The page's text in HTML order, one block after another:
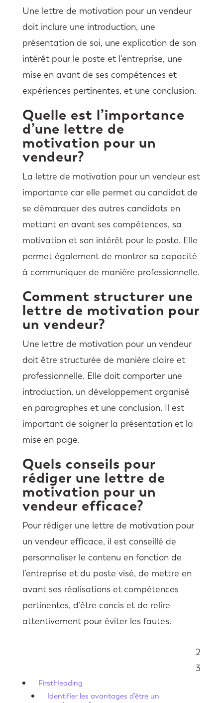
Une lettre de motivation pour un vendeur
doit inclure une introduction, une
présentation de soi, une explication de son
intérêt pour le poste et l’entreprise, une
mise en avant de ses compétences et
expériences pertinentes, et une conclusion.
Quelle est l’importance
d’une lettre de
motivation pour un
vendeur?
La lettre de motivation pour un vendeur est
importante car elle permet au candidat de
se démarquer des autres candidats en
mettant en avant ses compétences, sa
motivation et son intérêt pour le poste. Elle
permet également de montrer sa capacité
à communiquer de manière professionnelle.
Comment structurer une
lettre de motivation pour
un vendeur?
Une lettre de motivation pour un vendeur
doit être structurée de manière claire et
professionnelle. Elle doit comporter une
introduction, un développement organisé
en paragraphes et une conclusion. Il est
important de soigner la présentation et la
mise en page.
Quels conseils pour
rédiger une lettre de
motivation pour un
vendeur efficace?
Pour rédiger une lettre de motivation pour
un vendeur efficace, il est conseillé de
personnaliser le contenu en fonction de
l’entreprise et du poste visé, de mettre en
avant ses réalisations et compétences
pertinentes, d’être concis et de relire
attentivement pour éviter les fautes.
2
3
FirstHeading
Identifier les avantages d'être un